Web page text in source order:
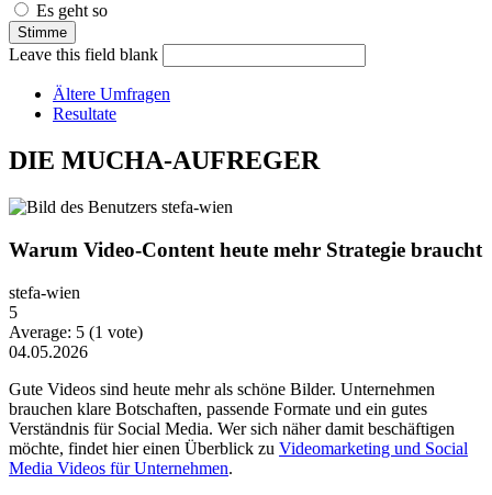
Es geht so
Leave this field blank
Ältere Umfragen
Resultate
DIE MUCHA-AUFREGER
Warum Video-Content heute mehr Strategie braucht
stefa-wien
5
Average: 5 (1 vote)
04.05.2026
Gute Videos sind heute mehr als schöne Bilder. Unternehmen
brauchen klare Botschaften, passende Formate und ein gutes
Verständnis für Social Media. Wer sich näher damit beschäftigen
möchte, findet hier einen Überblick zu Videomarketing und Social
Media Videos für Unternehmen.